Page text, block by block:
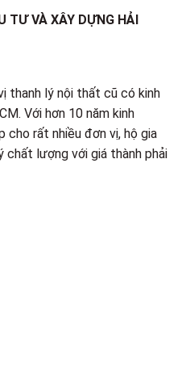
TƯ VÀ XÂY DỰNG HẢI
thanh lý nội thất cũ có kinh
Với hơn 10 năm kinh
cho rất nhiều đơn vị, hộ gia
chất lượng với giá thành phải